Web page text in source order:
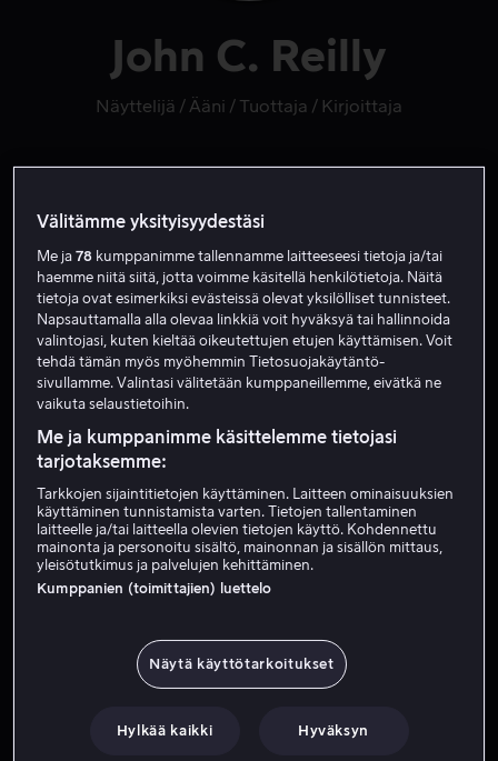
John C. Reilly
Näyttelijä Ääni Tuottaja Kirjoittaja
Alk. 3,99 € Alk. 3,99 €
Alk. 4,49 € Alk. 3,99 €
Välitämme yksityisyydestäsi
Me ja78 kumppanimme tallennamme laitteeseesi tietoja ja/tai
haemme niitä siitä, jotta voimme käsitellä henkilötietoja. Näitä
tietoja ovat esimerkiksi evästeissä olevat yksilölliset tunnisteet.
Napsauttamalla alla olevaa linkkiä voit hyväksyä tai hallinnoida
valintojasi, kuten kieltää oikeutettujen etujen käyttämisen. Voit
tehdä tämän myös myöhemmin Tietosuojakäytäntö-
sivullamme. Valintasi välitetään kumppaneillemme, eivätkä ne
vaikuta selaustietoihin.
Me ja kumppanimme käsittelemme tietojasi
tarjotaksemme:
Tarkkojen sijaintitietojen käyttäminen. Laitteen ominaisuuksien
käyttäminen tunnistamista varten. Tietojen tallentaminen
laitteelle ja/tai laitteella olevien tietojen käyttö. Kohdennettu
mainonta ja personoitu sisältö, mainonnan ja sisällön mittaus,
yleisötutkimus ja palvelujen kehittäminen.
Kumppanien (toimittajien) luettelo
Näytä käyttötarkoitukset
Hylkää kaikki Hyväksyn